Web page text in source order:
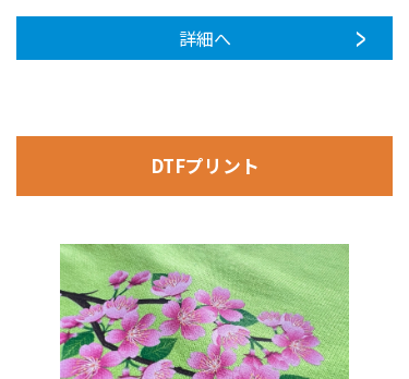
詳細へ
DTFプリント